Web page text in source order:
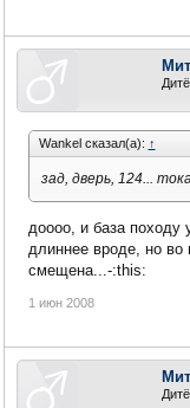
Wankel сказал(а): ↑
зад, дверь, 124...
доооо, и база походу
длиннее вроде, но во
смещена...-:this:
1 июн 2008